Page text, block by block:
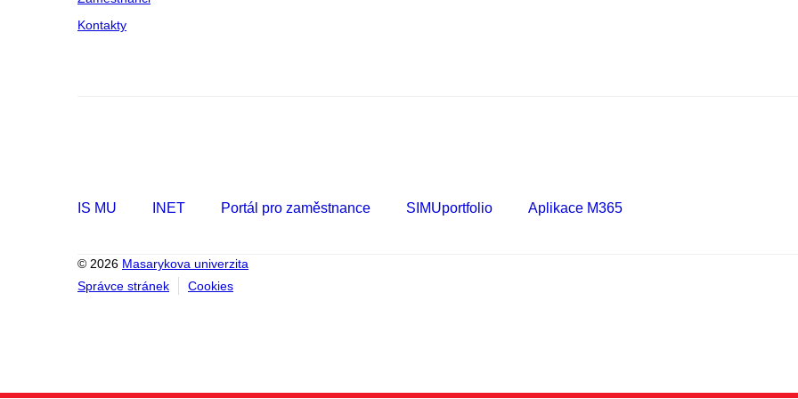
Kontakty
IS MU INET Portál pro zaměstnance SIMUportfolio Aplikace M365
© 2026 Masarykova univerzita
Správce stránek
Cookies